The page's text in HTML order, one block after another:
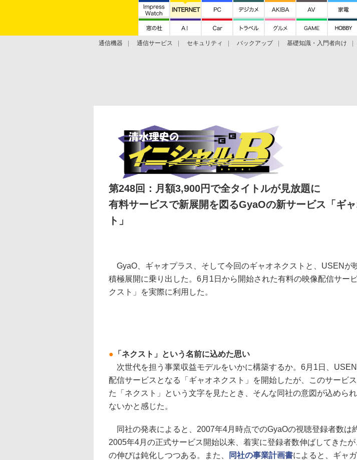
通信機器 通信サービス セキュリティ バックアップ 基礎知識・入門者向け
第248回：月額3,900円で全タイトルが見放題に
有料サービスで新展開を図るGyaOの新サービス「ギ
ト」
GyaO、ギャオプラス、そして今回のギャオネクストと、USENが
積極展開に乗り出した。6月1日から開始された有料の映像配信サー
クスト」を実際に利用した。
● 「ネクスト」という名前に込めた思い
次世代を担う事業収益モデルをいかに構築するか。6月1日、
配信サービスとなる「ギャオネクスト」を開始したが、このサービ
た「ネクスト」という文字を見たとき、そんな同社の意図が込めら
ないかと感じた。
同社の発表によると、2007年4月時点でのGyaOの視聴登録者数は
2005年4月の正式サービス開始以来、着実に登録者数伸ばしてきた
の伸びは鈍化しつつある。また、
同社の事業計画書によると、ギャ